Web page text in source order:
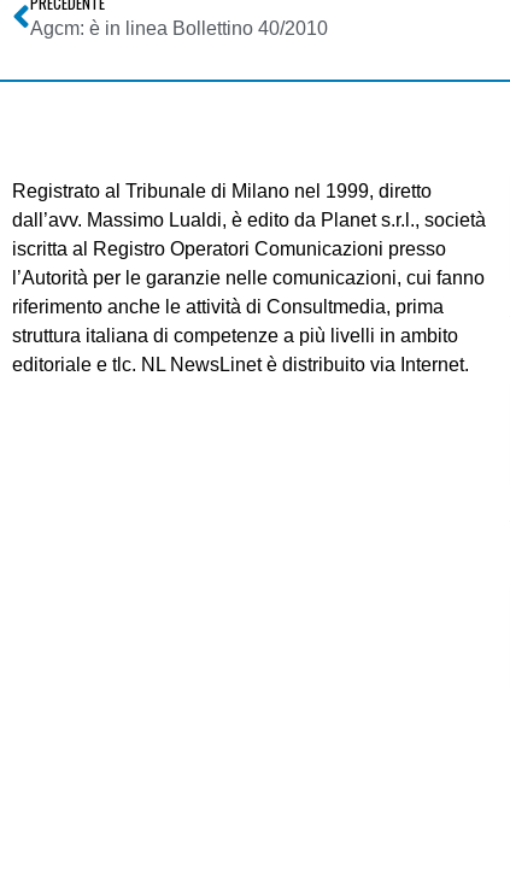
Agcm: è in linea Bollettino 40/2010
Registrato al Tribunale di Milano nel 1999, diretto
dall’avv. Massimo Lualdi, è edito da Planet s.r.l., società
iscritta al Registro Operatori Comunicazioni presso
l’Autorità per le garanzie nelle comunicazioni, cui fanno
riferimento anche le attività di Consultmedia, prima
struttura italiana di competenze a più livelli in ambito
editoriale e tlc. NL NewsLinet è distribuito via Internet.